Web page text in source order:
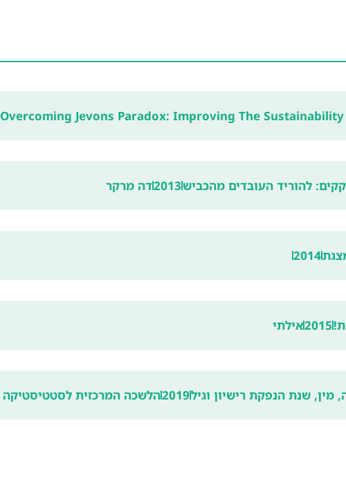
Overcoming Jevons Paradox: Improving The
להוריד העובדים מהכביש2013דה מרקר
2014
2015אילתי
מין, שנת הנפקת רישיון וגיל2019הלשכה המרכזית לסטטיסטיקה